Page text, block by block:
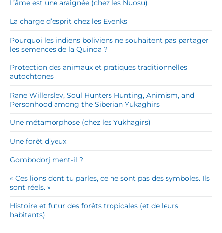
L’âme est une araignée (chez les Nuosu)
La charge d’esprit chez les Evenks
Pourquoi les indiens boliviens ne souhaitent pas partager
les semences de la Quinoa ?
Protection des animaux et pratiques traditionnelles
autochtones
Rane Willerslev, Soul Hunters Hunting, Animism, and
Personhood among the Siberian Yukaghirs
Une métamorphose (chez les Yukhagirs)
Une forêt d’yeux
Gombodorj ment-il ?
« Ces lions dont tu parles, ce ne sont pas des symboles. Ils
sont réels. »
Histoire et futur des forêts tropicales (et de leurs
habitants)